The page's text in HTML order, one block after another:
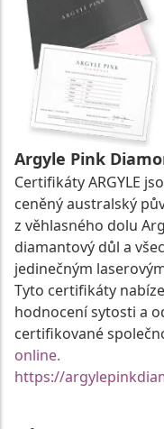
Argyle Pink
Certifikáty ARGYLE
ceněný australský
z věhlasného dolu
diamantový důl a
jedinečným
Tyto certifikáty
hodnocení sytosti a
certifikované
online.
https://